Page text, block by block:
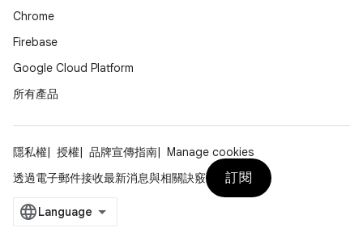
Chrome
Firebase
Google Cloud Platform
所有產品
隱私權 授權 品牌宣傳指南
Manage cookies
透過電子郵件接收最新消息與相關訣竅
訂閱